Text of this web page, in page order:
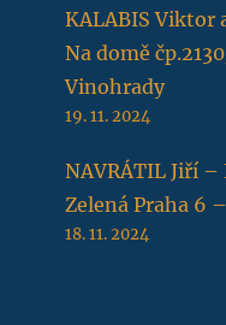
KALABIS Viktor
Na domě
Vinohrady
19. 11. 2024
NAVRÁTIL Jiří –
Zelená Praha 6
18. 11. 2024